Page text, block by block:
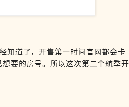
知道了，开售第一时间官网都会卡
要的房号。所以这次第二个航季开